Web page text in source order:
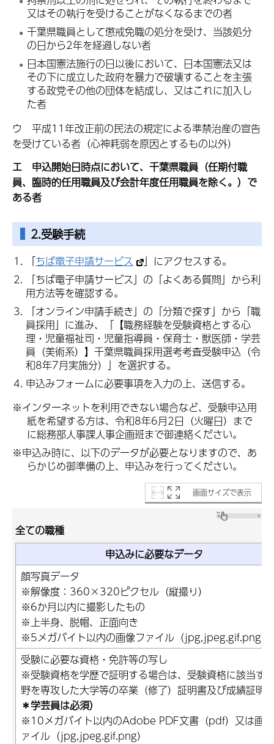
又はその執行を受けることがなくなるまでの者
千葉県職員として懲戒免職の処分を受け、当該処分
の日から2年を経過しない者
日本国憲法施行の日以後において、日本国憲法又は
その下に成立した政府を暴力で破壊することを主張
する政党その他の団体を結成し、又はこれに加入し
た者
ウ 平成11年改正前の民法の規定による準禁治産の宣告
を受けている者（心神耗弱を原因とするもの以外）
エ 申込開始日時点において、千葉県職員（任期付職
員、臨時的任用職員及び会計年度任用職員を除く。）で
ある者
2.受験手続
「ちば電子申請サービス
」にアクセスする。
「ちば電子申請サービス」の「よくある質問」から利
用方法等を確認する。
「オンライン申請手続き」の「分類で探す」から「職
員採用」に進み、「【職務経験を受験資格とする心
理・児童福祉司・児童指導員・保育士・獣医師・学芸
員（美術系）】千葉県職員採用選考考査受験申込（令
和8年7月実施分）」を選択する。
申込みフォームに必要事項を入力の上、送信する。
※インターネットを利用できない場合など、受験申込用
紙を希望する方は、令和8年6月2日（火曜日）まで
に総務部人事課人事企画班まで御連絡ください。
※申込み時に、以下のデータが必要となりますので、あ
らかじめ御準備の上、申込みを行ってください。
画面サイズで表示
全ての職種
申込みに必要なデータ
顔写真データ
※解像度：360×320ピクセル（縦撮り）
※6か月以内に撮影したもの
※上半身、脱帽、正面向き
※5メガバイト以内の画像ファイル（jpg,jpeg.gif.png）
受験に必要な資格・免許等の写し
※受験資格を学歴で証明する場合は、受験資格に該当す
野を専攻した大学等の卒業（修了）証明書及び成績証明
＊学芸員は必須）
※10メガバイト以内のAdobe PDF文書（pdf）又は画
ァイル（jpg,jpeg.gif.png）